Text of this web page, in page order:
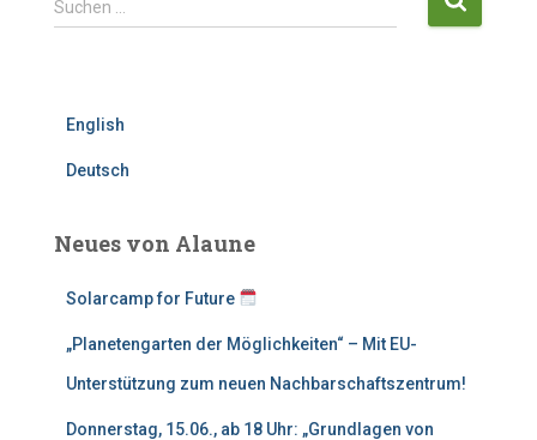
u
h
Suchen …
English
Deutsch
Neues von Alaune
Solarcamp for Future
„Planetengarten der Möglichkeiten“ – Mit EU-
Unterstützung zum neuen Nachbarschaftszentrum!
Donnerstag, 15.06., ab 18 Uhr: „Grundlagen von